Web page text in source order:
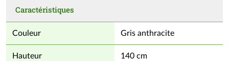
- Installation par simple emboîtement et recouvrement, en
- Suivre scrupuleusement les instructions de montage
Caractéristiques
Couleur Gris anthracite
Hauteur 140 cm